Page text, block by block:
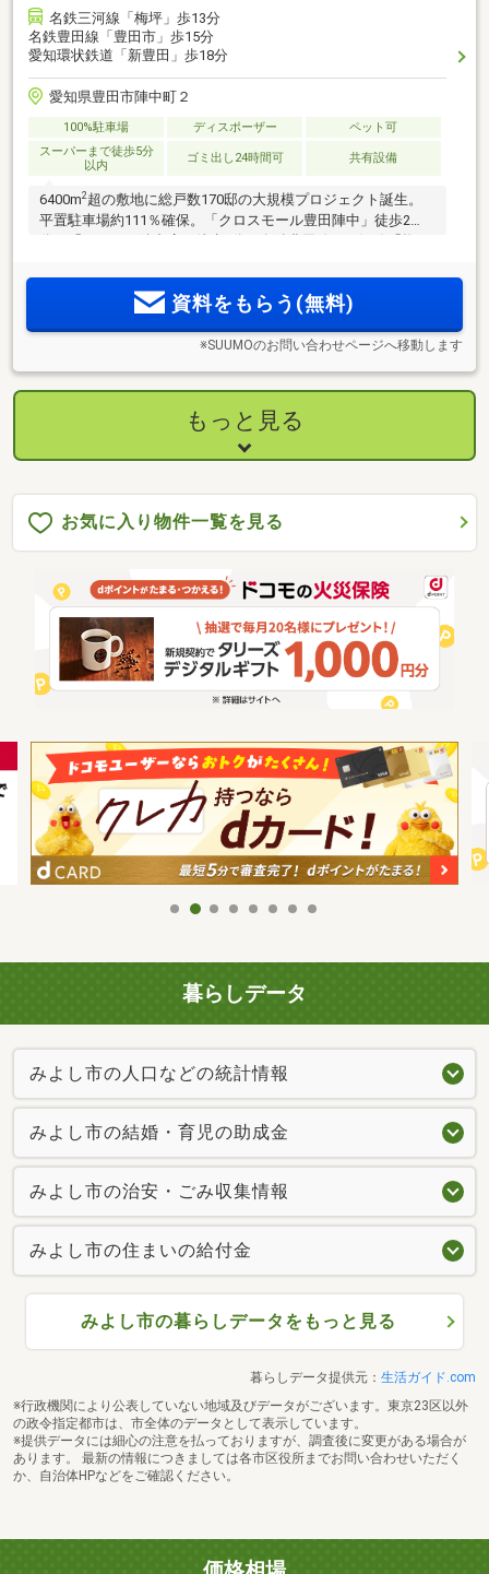
名鉄三河線「梅坪」歩13分
名鉄豊田線「豊田市」歩15分
愛知環状鉄道「新豊田」歩18分
愛知県豊田市陣中町２
100%駐車場 ディスポーザー
ペット可
スーパーまで徒歩5分
以内
ゴミ出し24時間可 共有設備
6400m2 超の敷地に総戸数170邸の大規模プロジェクト誕生。
平置駐車場約111％確保。「クロスモール豊田陣中」徒歩2
線利用可。2LDK／59m2超～4LDK／88m2超の全19タイプの多
資料をもらう(無料)
※SUUMOのお問い合わせページへ移動します
もっと見る
お気に入り物件一覧を見る
暮らしデータ
みよし市の人口などの統計情報
みよし市の結婚・育児の助成金
みよし市の治安・ごみ収集情報
みよし市の住まいの給付金
みよし市の暮らしデータをもっと見る
暮らしデータ提供元： 生活ガイド.com
※行政機関により公表していない地域及びデータがございます。東京23区以外
の政令指定都市は、市全体のデータとして表示しています。
※提供データには細心の注意を払っておりますが、調査後に変更がある場合が
あります。 最新の情報につきましては各市区役所までお問い合わせいただく
か、自治体HPなどをご確認ください。